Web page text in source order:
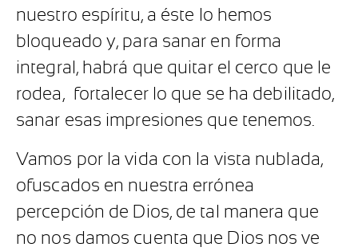
nuestro espíritu, a éste lo hemos
bloqueado y, para sanar en forma
integral, habrá que quitar el cerco que le
rodea, fortalecer lo que se ha debilitado,
sanar esas impresiones que tenemos.
Vamos por la vida con la vista nublada,
ofuscados en nuestra errónea
percepción de Dios, de tal manera que
no nos damos cuenta que Dios nos ve